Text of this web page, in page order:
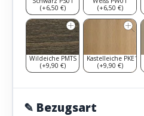
(+6,50 €)
(+6,50 €)
Wildeiche PMTS
(+9,90 €)
Kastelleiche PKE1
(+9,90 €)
✎ Bezugsart